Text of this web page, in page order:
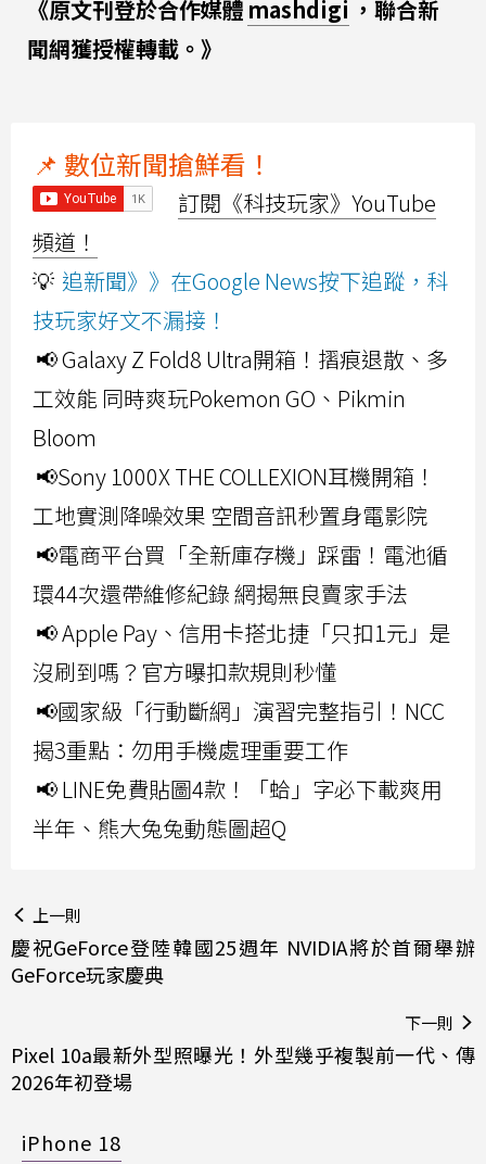
《原文刊登於合作媒體 mashdigi ，聯合新
聞網獲授權轉載。》
📌 數位新聞搶鮮看！
訂閱《科技玩家》YouTube
頻道！
💡 追新聞》》在Google News按下追蹤，科
技玩家好文不漏接！
📢 Galaxy Z Fold8 Ultra開箱！摺痕退散、多
工效能 同時爽玩Pokemon GO、Pikmin
Bloom
📢Sony 1000X THE COLLEXION耳機開箱！
工地實測降噪效果 空間音訊秒置身電影院
📢電商平台買「全新庫存機」踩雷！電池循
環44次還帶維修紀錄 網揭無良賣家手法
📢 Apple Pay、信用卡搭北捷「只扣1元」是
沒刷到嗎？官方曝扣款規則秒懂
📢國家級「行動斷網」演習完整指引！NCC
揭3重點：勿用手機處理重要工作
📢 LINE免費貼圖4款！「蛤」字必下載爽用
半年、熊大兔兔動態圖超Q
上一則
慶祝GeForce登陸韓國25週年 NVIDIA將於首爾舉辦
GeForce玩家慶典
下一則
Pixel 10a最新外型照曝光！外型幾乎複製前一代、傳
2026年初登場
iPhone 18